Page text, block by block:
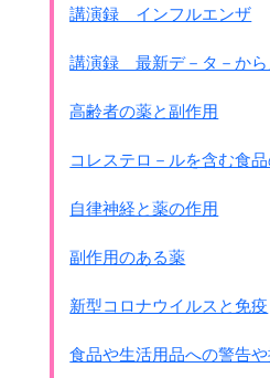
●南方経理勤務に関する指示
戦地既存通貨制度をそのまま
。・・・・
急通貨たる・・・・
そして開戦と同時に日本軍は
◎占領当初は現地通貨と等価の
現地の通貨と同じ額だけ
講演録 インフルエンザ
講演録 最新デ－タ－から
高齢者の薬と副作用
コレステロ－ルを含む食
自律神経と薬の作用
副作用のある薬
新型コロナウイルスと免疫
食品や生活用品への警告